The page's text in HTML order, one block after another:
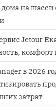
на шасси
Jetour
комфорт
в 2026
затрат